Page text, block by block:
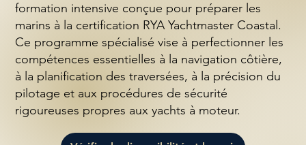
formation intensive conçue pour préparer les
marins à la certification RYA Yachtmaster Coastal.
Ce programme spécialisé vise à perfectionner les
compétences essentielles à la navigation côtière,
à la planification des traversées, à la précision du
pilotage et aux procédures de sécurité
rigoureuses propres aux yachts à moteur.